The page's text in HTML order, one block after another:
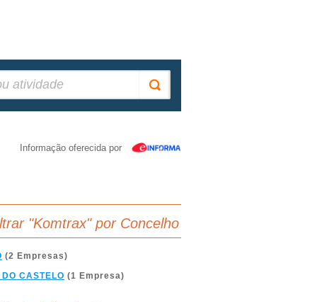
Informação oferecida por
"Komtrax" por Concelho
(2 Empresas)
CASTELO (1 Empresa)